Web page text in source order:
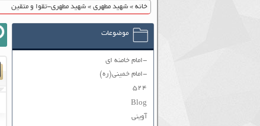
خانه» شهید مطهری» شهید مطهری-تقوا و متقین
موضوعات
-امام خامنه ای
-امام خمینی(ره)
۵۲۴
Blog
آوینی